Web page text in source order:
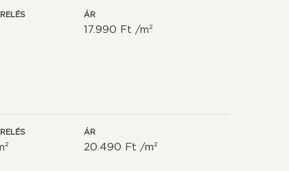
ÁR
17.990 Ft /m²
ÁR
20.490 Ft /m²